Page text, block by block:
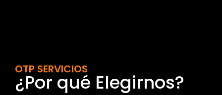
OTP SERVICIOS
¿Por qué Elegirnos?